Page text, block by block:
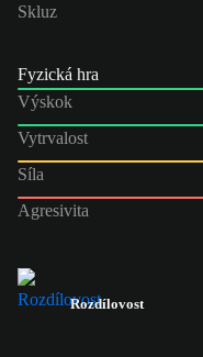
Skluz
Fyzická hra
Výskok
Vytrvalost
Síla
Agresivita
Rozdílovost